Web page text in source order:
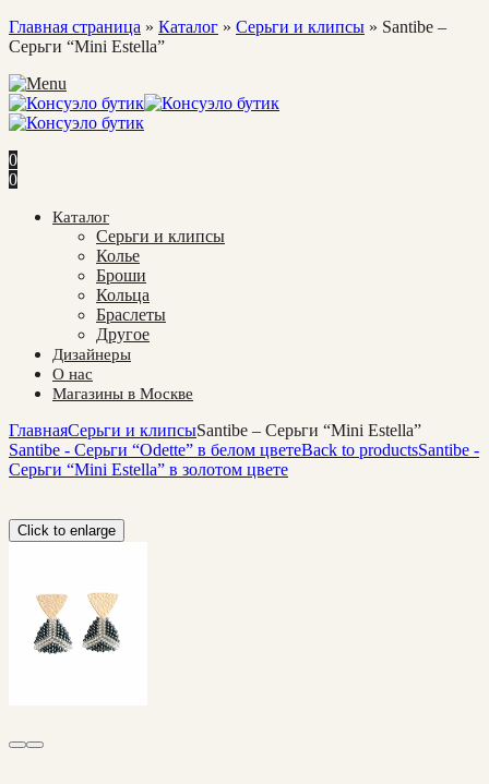
Главная страница » Каталог » Cерьги и клипсы » Santibe –
Серьги “Mini Estella”
0
0
Каталог
Cерьги и клипсы
Колье
Броши
Кольца
Браслеты
Другое
Дизайнеры
О нас
Магазины в Москве
ГлавнаяCерьги и клипсыSantibe – Серьги “Mini Estella”
Santibe - Серьги “Odette” в белом цветеBack to productsSantibe -
Серьги “Mini Estella” в золотом цвете
Click to enlarge